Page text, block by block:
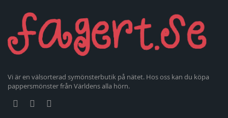
Vi är en välsorterad symönsterbutik på nätet. Hos oss kan du köpa
pappersmönster från Världens alla hörn.